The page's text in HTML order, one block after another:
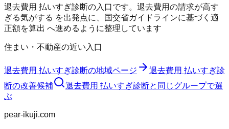
退去費用 払いすぎ診断の入口です。退去費用の請求が高す
ぎる気がする を出発点に、国交省ガイドラインに基づく適
正額を算出 へ進めるように整理しています
住まい・不動産の近い入口
退去費用 払いすぎ診断の地域ページ
退去費用 払いすぎ診
断の改善候補 退去費用 払いすぎ診断と同じグループで選
ぶ
pear-ikuji.com